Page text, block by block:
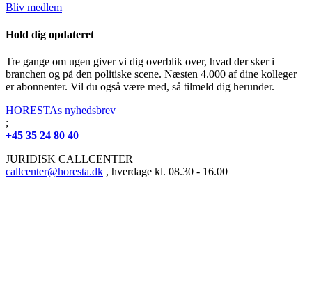
Bliv medlem
Hold dig opdateret
Tre gange om ugen giver vi dig overblik over, hvad der sker i
branchen og på den politiske scene. Næsten 4.000 af dine kolleger
er abonnenter. Vil du også være med, så tilmeld dig herunder.
HORESTAs nyhedsbrev
;
+45 35 24 80 40
JURIDISK CALLCENTER
callcenter@horesta.dk , hverdage kl. 08.30 - 16.00